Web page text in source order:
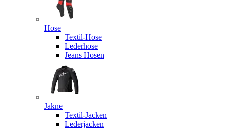
Hose
Textil-Hose
Lederhose
Jeans Hosen
Jakne
Textil-Jacken
Lederjacken